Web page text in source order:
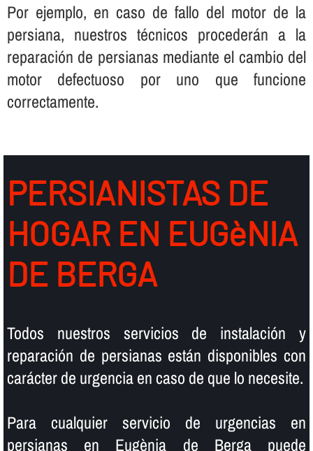
Por ejemplo, en caso de fallo del motor de la
persiana, nuestros técnicos procederán a la
reparación de persianas mediante el cambio del
motor defectuoso por uno que funcione
correctamente.
PERSIANISTAS DE
HOGAR EN EUGèNIA
DE BERGA
Todos nuestros servicios de instalación y
reparación de persianas están disponibles con
carácter de urgencia en caso de que lo necesite.
Para cualquier servicio de urgencias en
persianas en Eugènia de Berga puede